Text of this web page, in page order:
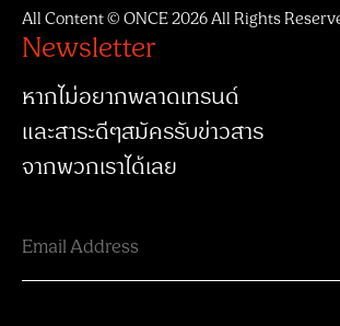
All Content © ONCE 2026 All Rights
Newsletter
หากไม่อยากพลาดเทรนด์
และสาระดีๆสมัครรับข่าวสาร
จากพวกเราได้เลย